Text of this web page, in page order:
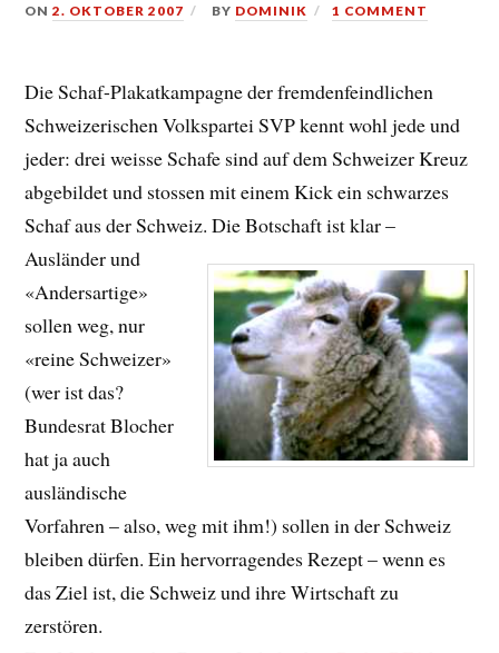
ON2. OKTOBER 2007 BY DOMINIK 1 COMMENT
Die Schaf-Plakatkampagne der fremdenfeindlichen
Schweizerischen Volkspartei SVP kennt wohl jede und
jeder: drei weisse Schafe sind auf dem Schweizer Kreuz
abgebildet und stossen mit einem Kick ein schwarzes
Schaf aus der Schweiz.Die Botschaft ist klar –
Ausländer und
«Andersartige»
sollen weg, nur
«reine Schweizer»
(wer ist das?
Bundesrat Blocher
hat ja auch
ausländische
Vorfahren – also, weg mit ihm!) sollen in der Schweiz
bleiben dürfen. Ein hervorragendes Rezept – wenn es
das Ziel ist, die Schweiz und ihre Wirtschaft zu
zerstören.